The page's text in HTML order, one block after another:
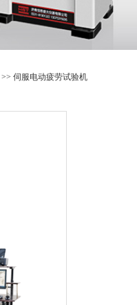
>> 伺服电动疲劳试验机